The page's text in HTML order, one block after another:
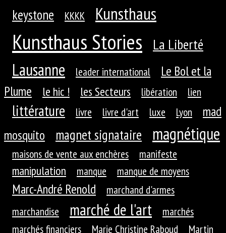
keystone KKKK Kunsthaus
Kunsthaus Stories La Liberté
Lausanne leader international
Le Bol et la
Plume
le hic ! les Secteurs libération lien
littérature livre livre d'art luxe Lyon
mad
mosquito
magnet signataire magnétique
maisons de vente aux enchères manifeste
manipulation manque manque de moyens
Marc-André Renold
marchand d'armes
marchandise
marché de l'art
marchés
marchés financiers
Marie Christine Raboud Martin